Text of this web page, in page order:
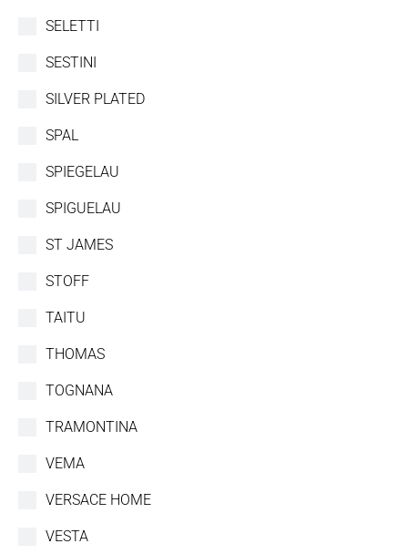
SELETTI
SESTINI
SILVER PLATED
SPAL
SPIEGELAU
SPIGUELAU
ST JAMES
STOFF
TAITU
THOMAS
TOGNANA
TRAMONTINA
VEMA
VERSACE HOME
VESTA